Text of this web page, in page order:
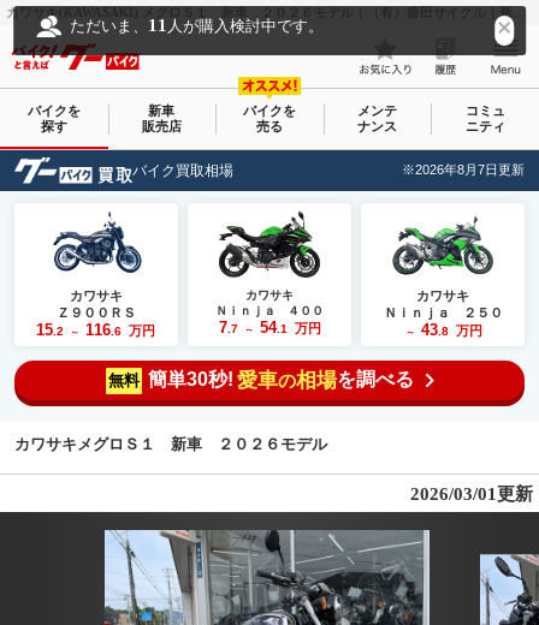
カワサキ(KAWASAKI) メグロＳ１ 新車 ２０２６モデル｜（有）藤田サイクル｜新車・中古バイクなら【グーバイク(GooBike)】
ただいま、 11 人が購入検討中です。
バイクを
探す
新車
販売店
バイクを
売る
メンテ
ナンス
コミュ
ニティ
バイク買取相場 ※2026年8月7日更新
カワサキ
Ｚ９００ＲＳ
15 .2 ～ 116 .6 万円
カワサキ
Ｎｉｎｊａ ４００
7.7 ～ 54.1 万円
カワサキ
Ｎｉｎｊａ ２５０
～ 43.8 万円
無料 簡単30秒! 愛車の相場を調べる
カワサキメグロＳ１ 新車 ２０２６モデル
2026/03/01更新